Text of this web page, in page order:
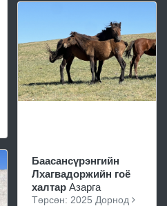
Баасансүрэнгийн
Лхагвадоржийн гоё
халтар Азарга
Төрсөн: 2025 Дорнод